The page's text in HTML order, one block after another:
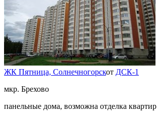
ЖК Пятница, Солнечногорскот ДСК-1
мкр. Брехово
панельные дома, возможна отделка квартир